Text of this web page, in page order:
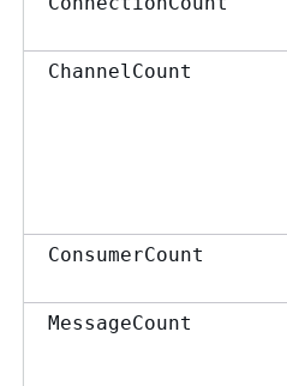
ChannelCount
ConsumerCount
MessageCount